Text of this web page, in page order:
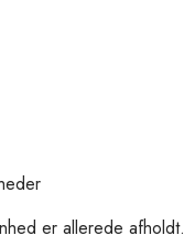
er allerede afholdt.